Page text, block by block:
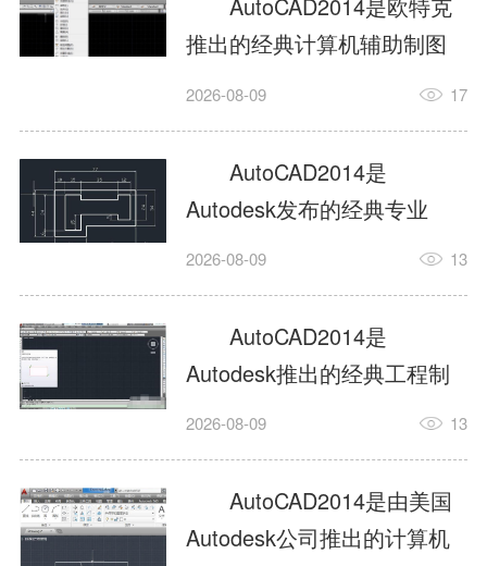
推出的经典计算机辅助制图
工具，主打稳定2D施工图绘
行业工程设计。版本新增图
纸标签页、实景地理地图、
协同设计交流模块，优化命
令行智能纠错与图层批量管
理，支持Win8触屏操作、点
云扫描数据导入，兼容各类
DWG图纸格式，文件互通...
2026-08-09 17
AutoCAD2014是
Autodesk发布的经典专业
CAD制图设计软件，是工程
绘图工具。软件专注精准二
维绘图、图纸编辑、参数化
设计及基础三维建模，广泛
应用于建筑设计、机械制
造、土木工程、室内设计等
多个行业。软件优化绘图流
畅度与文件兼容性，支持参
2026-08-09 13
AutoCAD2014是
Autodesk推出的经典工程制
图设计软件，主打高效精准
建模作业，适配建筑、机
械、市政、室内设计等多行
业场景。软件优化运行机制
2026-08-09 13
AutoCAD2014是由美国
Autodesk公司推出的计算机